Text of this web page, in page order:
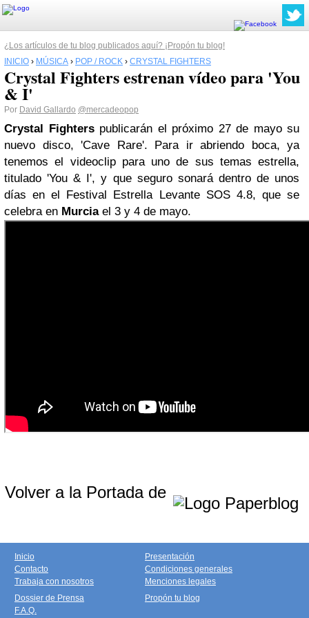
¿Los artículos de tu blog publicados aquí? ¡Propón tu blog!
INICIO › MÚSICA › POP / ROCK › CRYSTAL FIGHTERS
Crystal Fighters estrenan vídeo para 'You
& I'
Por David Gallardo @mercadeopop
Crystal Fighterspublicarán el próximo 27 de mayo su
nuevo disco, 'Cave Rare'. Para ir abriendo boca, ya
tenemos el videoclip para uno de sus temas estrella,
titulado 'You & I', y que seguro sonará dentro de unos
días en el Festival Estrella Levante SOS 4.8, que se
celebra en Murciael 3 y 4 de mayo.
Volver a la Portada de
Inicio
Contacto
Trabaja con nosotros
Presentación
Condiciones generales
Menciones legales
Dossier de Prensa
F.A.Q.
Propón tu blog